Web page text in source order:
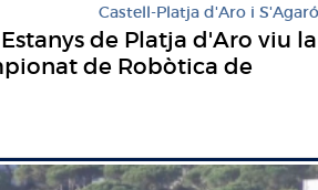
Castell-Platja d'Aro i S'Agaró
de Platja d'Aro viu la
de Robòtica de